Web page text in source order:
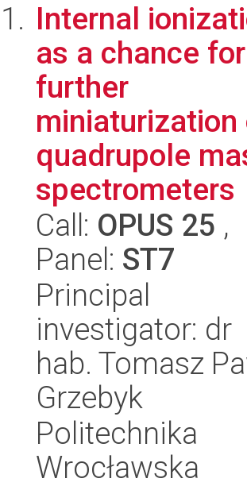
Internal
as a chance for
further
miniaturization
quadrupole
spectrometers
Call: OPUS 25 ,
Panel: ST7
Principal
investigator: dr
hab. Tomasz
Grzebyk
Politechnika
Wrocławska